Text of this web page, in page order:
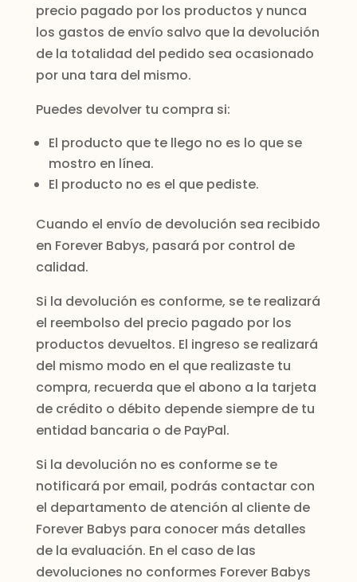
precio pagado por los productos y nunca
los gastos de envío salvo que la devolución
de la totalidad del pedido sea ocasionado
por una tara del mismo.
Puedes devolver tu compra si:
El producto que te llego no es lo que se
mostro en línea.
El producto no es el que pediste.
Cuando el envío de devolución sea recibido
en Forever Babys, pasará por control de
calidad.
Si la devolución es conforme, se te realizará
el reembolso del precio pagado por los
productos devueltos. El ingreso se realizará
del mismo modo en el que realizaste tu
compra, recuerda que el abono a la tarjeta
de crédito o débito depende siempre de tu
entidad bancaria o de PayPal.
Si la devolución no es conforme se te
notificará por email, podrás contactar con
el departamento de atención al cliente de
Forever Babys para conocer más detalles
de la evaluación. En el caso de las
devoluciones no conformes Forever Babys